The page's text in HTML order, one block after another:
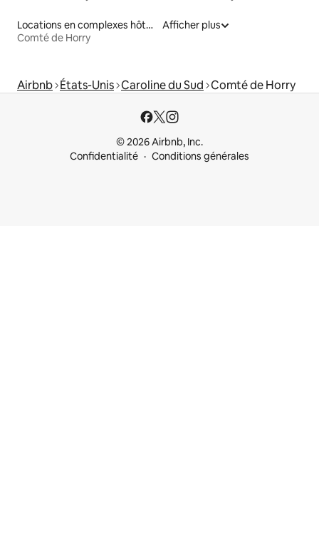
Locations en complexes hôteliers
Comté de Horry
Afficher plus
Airbnb États-Unis Caroline du Sud Comté de Horry
© 2026 Airbnb, Inc.
Confidentialité
Conditions générales